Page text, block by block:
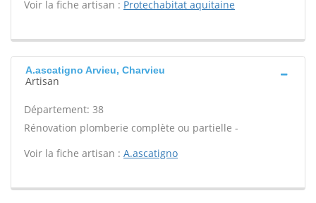
Voir la fiche artisan : Protechabitat aquitaine
A.ascatigno Arvieu, Charvieu
Artisan
Département: 38
Rénovation plomberie complète ou partielle -
Voir la fiche artisan : A.ascatigno